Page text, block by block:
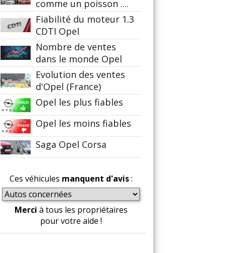
comme un poisson ....
Fiabilité du moteur 1.3
CDTI Opel
Nombre de ventes
dans le monde Opel
Evolution des ventes
d'Opel (France)
Opel les plus fiables
Opel les moins fiables
Saga Opel Corsa
Ces véhicules manquent d'avis:
Merci à tous les propriétaires
pour votre aide !